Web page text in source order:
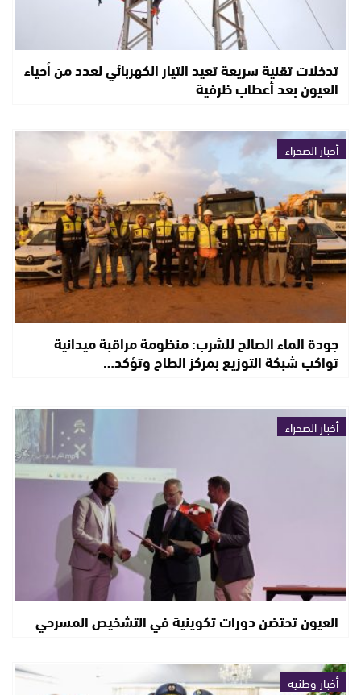
تدخلات تقنية سريعة تعيد التيار الكهربائي لعدد من أحياء
العيون بعد أعطاب ظرفية
أخبار الصحراء
جودة الماء الصالح للشرب: منظومة مراقبة ميدانية
تواكب شبكة التوزيع بمركز الطاح وتؤكد…
أخبار الصحراء
العيون تحتضن دورات تكوينية في التشخيص المسرحي
أخبار وطنية